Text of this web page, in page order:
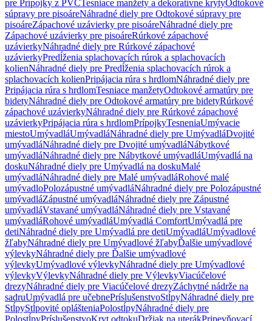
pre Prípojky z PVCTesniace manžety a dekoratívne krytyOdtokové
súpravy pre pisoáreNáhradné diely pre Odtokové súpravy pre
pisoáreZápachové uzávierky pre pisoáreNáhradné diely pre
Zápachové uzávierky pre pisoáreRúrkové zápachové
uzávierkyNáhradné diely pre Rúrkové zápachové
uzávierkyPredĺženia splachovacích rúrok a splachovacích
kolienNáhradné diely pre Predĺženia splachovacích rúrok a
splachovacích kolienPripájacia rúra s hrdlomNáhradné diely pre
Pripájacia rúra s hrdlomTesniace manžetyOdtokové armatúry pre
bidetyNáhradné diely pre Odtokové armatúry pre bidetyRúrkové
zápachové uzávierkyNáhradné diely pre Rúrkové zápachové
uzávierkyPripájacia rúra s hrdlomPrípojkyTesneniaUmývacie
miestoUmývadláUmývadláNáhradné diely pre UmývadláDvojité
umývadláNáhradné diely pre Dvojité umývadláNábytkové
umývadláNáhradné diely pre Nábytkové umývadláUmývadlá na
doskuNáhradné diely pre Umývadlá na doskuMalé
umývadláNáhradné diely pre Malé umývadláRohové malé
umývadloPolozápustné umývadláNáhradné diely pre Polozápustné
umývadláZápustné umývadláNáhradné diely pre Zápustné
umývadláVstavané umývadláNáhradné diely pre Vstavané
umývadláRohové umývadláUmývadlá ComfortUmývadlá pre
detiNáhradné diely pre Umývadlá pre detiUmývadláUmývadlové
žľabyNáhradné diely pre Umývadlové žľabyĎalšie umývadlové
výlevkyNáhradné diely pre Ďalšie umývadlové
výlevkyUmývadlové výlevkyNáhradné diely pre Umývadlové
výlevkyVýlevkyNáhradné diely pre VýlevkyViacúčelové
drezyNáhradné diely pre Viacúčelové drezyZáchytné nádrže na
sadruUmývadlá pre učebnePríslušenstvoStĺpyNáhradné diely pre
StĺpyStĺpovité oplášteniaPolostĺpyNáhradné diely pre
PolostĺpyPríslušenstvoKryt odtokuDržiak na uterákPripevňovací